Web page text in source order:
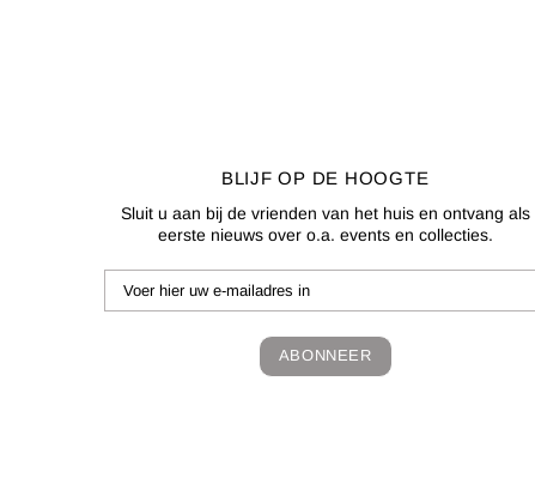
BLIJF OP DE HOOGTE
Sluit u aan bij de vrienden van het huis en ontvang als
eerste nieuws over o.a. events en collecties.